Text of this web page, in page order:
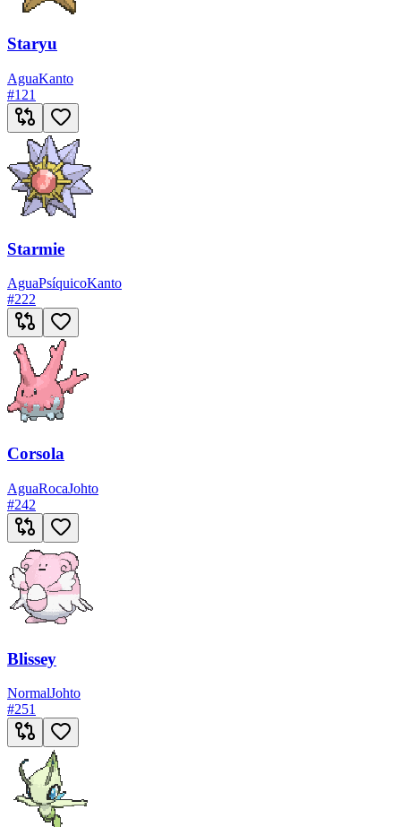
Staryu
AguaKanto
#121
Starmie
AguaPsíquicoKanto
#222
Corsola
AguaRocaJohto
#242
Blissey
NormalJohto
#251